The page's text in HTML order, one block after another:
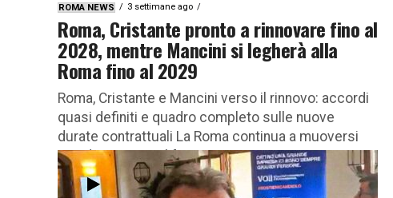
ROMA NEWS 3 settimane ago
Roma, Cristante pronto a rinnovare fino al
2028, mentre Mancini si legherà alla
Roma fino al 2029
Roma, Cristante e Mancini verso il rinnovo: accordi
quasi definiti e quadro completo sulle nuove
durate contrattuali La Roma continua a muoversi
con decisione sul fronte...